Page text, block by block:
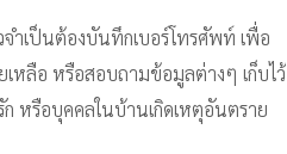
ำเป็นต้องบันทึกเบอร์โทรศัพท์ เพื่อ
เหลือ หรือสอบถามข้อมูลต่างๆ เก็บไว้
หรือบุคคลในบ้านเกิดเหตุอันตราย